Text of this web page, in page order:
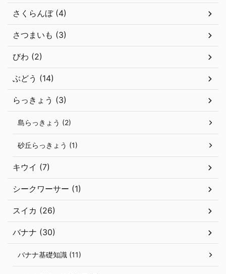
さくらんぼ (4)
さつまいも (3)
びわ (2)
ぶどう (14)
らっきょう (3)
島らっきょう (2)
砂丘らっきょう (1)
キウイ (7)
シークワーサー (1)
スイカ (26)
バナナ (30)
バナナ基礎知識 (11)